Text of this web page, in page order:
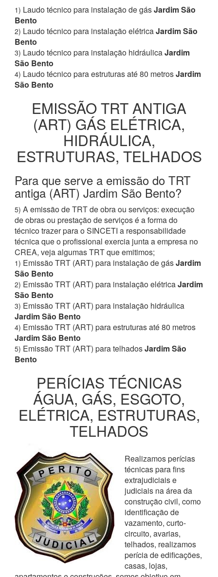
1) Laudo técnico para instalação de gásJardim São
Bento
2) Laudo técnico para instalação elétricaJardim São
Bento
3) Laudo técnico para instalação hidráulicaJardim
São Bento
4) Laudo técnico para estruturas até 80 metrosJardim
São Bento
EMISSÃO TRT ANTIGA
(ART) GÁS ELÉTRICA,
HIDRÁULICA,
ESTRUTURAS, TELHADOS
Para que serve a emissão do TRT
antiga (ART) Jardim São Bento?
5) A emissão de TRT de obra ou serviços: execução
de obras ou prestação de serviços é a forma do
técnico trazer para o SINCETI a responsabilidade
técnica que o profissional exercia junta a empresa no
CREA, veja algumas TRT que emitimos;
1) Emissão TRT (ART) para instalação de gásJardim
São Bento
2) Emissão TRT (ART) para instalação elétricaJardim
São Bento
3) Emissão TRT (ART) para instalação hidráulica
Jardim São Bento
4) Emissão TRT (ART) para estruturas até 80 metros
Jardim São Bento
5) Emissão TRT (ART) para telhadosJardim São
Bento
PERÍCIAS TÉCNICAS
ÁGUA, GÁS, ESGOTO,
ELÉTRICA, ESTRUTURAS,
TELHADOS
Realizamos perícias
técnicas para fins
extrajudiciais e
judiciais na área da
construção civil, como
identificação de
vazamento, curto-
circuito, avarias,
telhados, realizamos
perícia de edificações,
casas, lojas,